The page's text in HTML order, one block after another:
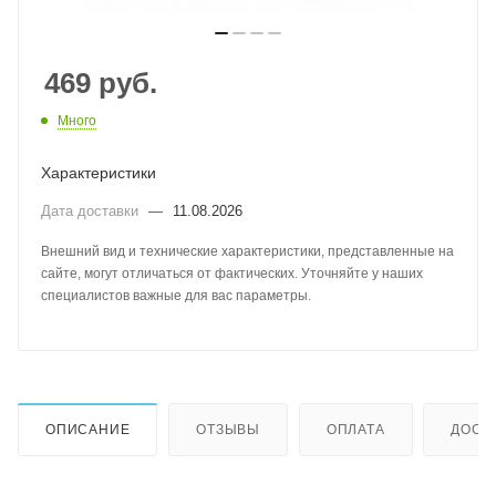
469 руб.
Много
Характеристики
Дата доставки — 11.08.2026
Внешний вид и технические характеристики, представленные на
сайте, могут отличаться от фактических. Уточняйте у наших
специалистов важные для вас параметры.
ОПИСАНИЕ ОТЗЫВЫ ОПЛАТА